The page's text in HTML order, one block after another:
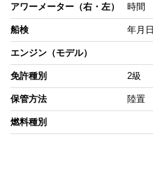
アワーメーター（右・左） 時間
船検 年月日
エンジン（モデル）
免許種別 2級
保管方法 陸置
燃料種別